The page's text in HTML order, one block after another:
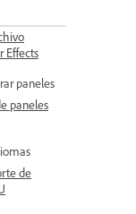
Effects
paneles
paneles
de